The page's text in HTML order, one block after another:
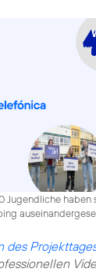
Jugendliche haben
des